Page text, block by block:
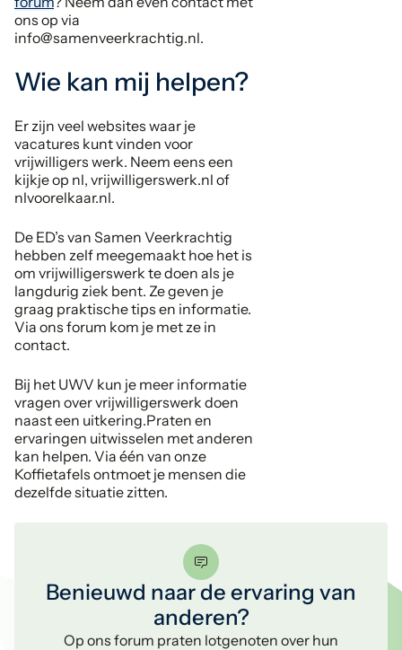
ons op via
info@samenveerkrachtig.nl.
Wie kan mij helpen?
Er zijn veel websites waar je
vacatures kunt vinden voor
vrijwilligers werk. Neem eens een
kijkje op nl, vrijwilligerswerk.nl of
nlvoorelkaar.nl.
De ED’s van Samen Veerkrachtig
hebben zelf meegemaakt hoe het is
om vrijwilligerswerk te doen als je
langdurig ziek bent. Ze geven je
graag praktische tips en informatie.
Via ons forum kom je met ze in
contact.
Bij het UWV kun je meer informatie
vragen over vrijwilligerswerk doen
naast een uitkering.Praten en
ervaringen uitwisselen met anderen
kan helpen. Via één van onze
Koffietafels ontmoet je mensen die
dezelfde situatie zitten.
Benieuwd naar de ervaring van
anderen?
Op ons forum praten lotgenoten over hun